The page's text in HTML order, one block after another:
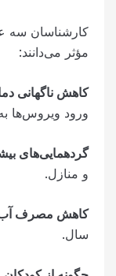
کارشناسان سه
مؤثر می‌دانند:
کاهش ناگهانی
ورود ویروس‌ها
گردهمایی‌های
و منازل.
کاهش مصرف آب
سال.